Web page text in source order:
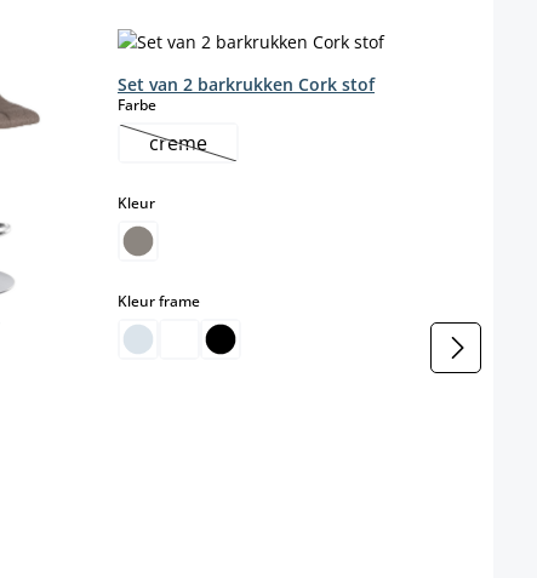
Set van 2 barkrukken Cork stof
Farbeselect
creme(Deze optie is momenteel niet beschikbaar.)
Kleurselect
Kleur frameselect